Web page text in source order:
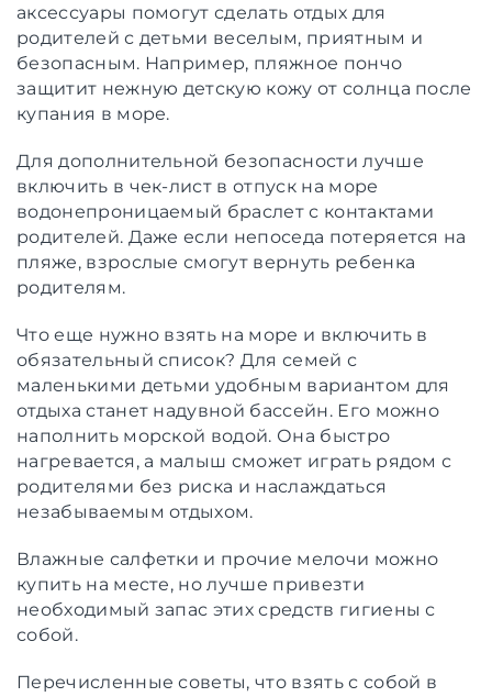
аксессуары помогут сделать отдых для
родителей с детьми веселым, приятным и
безопасным. Например, пляжное пончо
защитит нежную детскую кожу от солнца после
купания в море.
Для дополнительной безопасности лучше
включить в чек-лист в отпуск на море
водонепроницаемый браслет с контактами
родителей. Даже если непоседа потеряется на
пляже, взрослые смогут вернуть ребенка
родителям.
Что еще нужно взять на море и включить в
обязательный список? Для семей с
маленькими детьми удобным вариантом для
отдыха станет надувной бассейн. Его можно
наполнить морской водой. Она быстро
нагревается, а малыш сможет играть рядом с
родителями без риска и наслаждаться
незабываемым отдыхом.
Влажные салфетки и прочие мелочи можно
купить на месте, но лучше привезти
необходимый запас этих средств гигиены с
собой.
Перечисленные советы, что взять с собой в